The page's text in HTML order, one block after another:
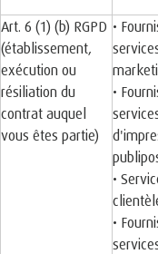
Art. 6 (1) (b) RGPD
(établissement,
exécution ou
résiliation du
contrat auquel
vous êtes partie)
•
•
•
•